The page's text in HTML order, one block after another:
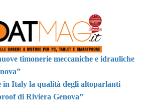
timonerie meccaniche e idrauliche
in Italy la qualità degli altoparlanti
di Riviera Genova”